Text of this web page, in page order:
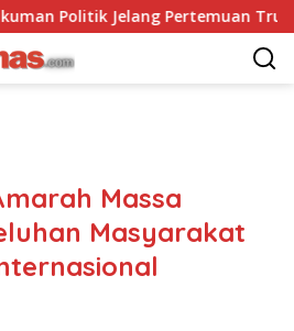
Jelang Pertemuan Trump dan
Massa
Masyarakat